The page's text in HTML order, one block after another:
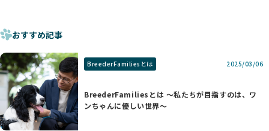
おすすめ記事
BreederFamiliesとは 2025/03/06
BreederFamiliesとは 〜私たちが目指すのは、ワ
ンちゃんに優しい世界〜